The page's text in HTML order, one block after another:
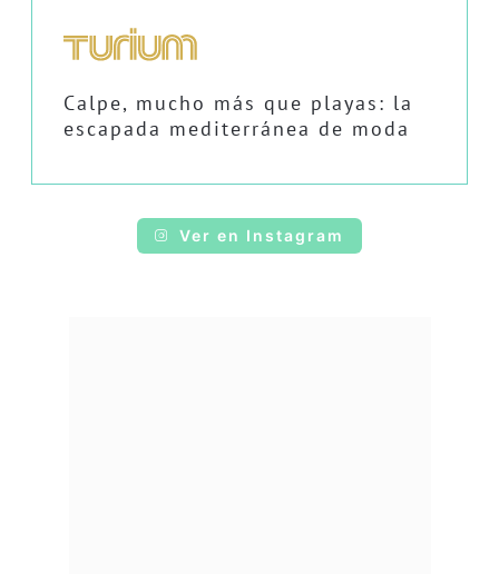
Calpe, mucho más que playas: la
escapada mediterránea de moda
Ver en Instagram